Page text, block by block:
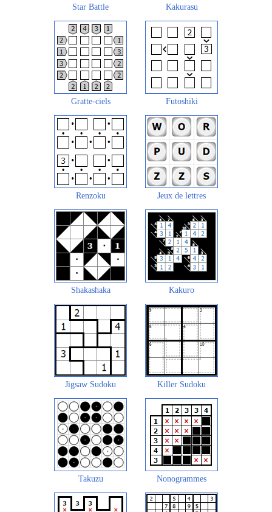
Star Battle Kakurasu
Gratte-ciels Futoshiki
Renzoku Jeux de lettres
Shakashaka Kakuro
Jigsaw Sudoku Killer Sudoku
Takuzu Nonogrammes